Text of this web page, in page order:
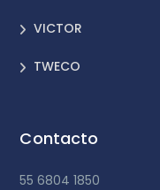
VICTOR
TWECO
Contacto
55 6804 1850